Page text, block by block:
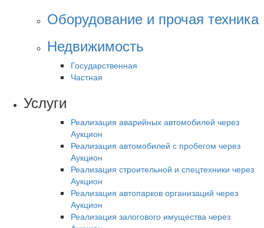
Оборудование и прочая техника
Недвижимость
Государственная
Частная
Услуги
Реализация аварийных автомобилей через
Аукцион
Реализация автомобилей с пробегом через
Аукцион
Реализация строительной и спецтехники через
Аукцион
Реализация автопарков организаций через
Аукцион
Реализация залогового имущества через